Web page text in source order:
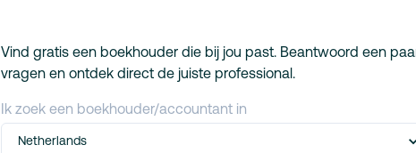
Vind gratis een boekhouder die bij jou past. Beantwoord een
vragen en ontdek direct de juiste professional.
Ik zoek een boekhouder/accountant in
Netherlands